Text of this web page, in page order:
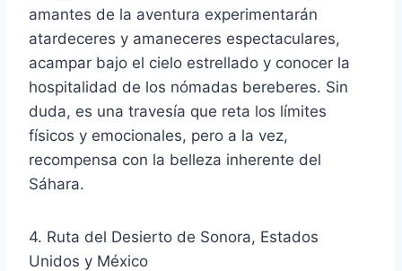
amantes de la aventura experimentarán
atardeceres y amaneceres espectaculares,
acampar bajo el cielo estrellado y conocer la
hospitalidad de los nómadas bereberes. Sin
duda, es una travesía que reta los límites
físicos y emocionales, pero a la vez,
recompensa con la belleza inherente del
Sáhara.
4. Ruta del Desierto de Sonora, Estados
Unidos y México